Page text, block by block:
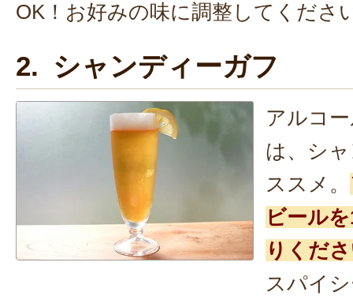
OK！お好みの味に調整してくださ
2. シャンディーガフ
アルコ
は、シ
ススメ。
ビール
りくだ
スパイ